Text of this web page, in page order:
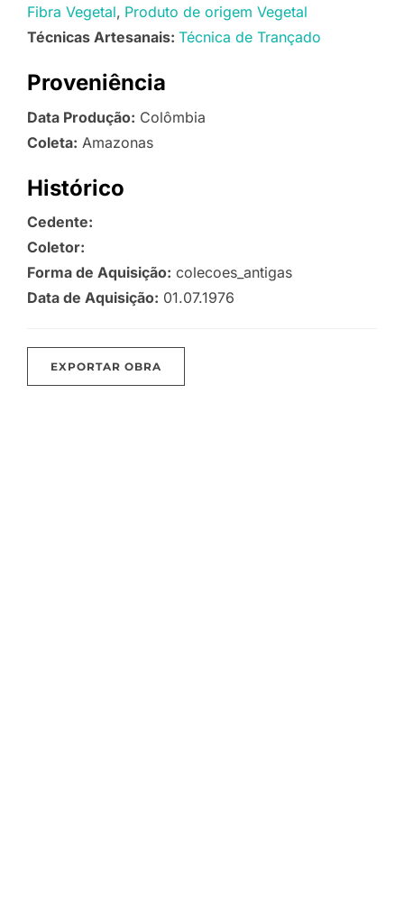
Fibra Vegetal Produto de origem Vegetal
Técnicas Artesanais: Técnica de Trançado
Proveniência
Data Produção: Colômbia
Coleta: Amazonas
Histórico
Cedente:
Coletor:
Forma de Aquisição: colecoes_antigas
Data de Aquisição: 01.07.1976
EXPORTAR OBRA